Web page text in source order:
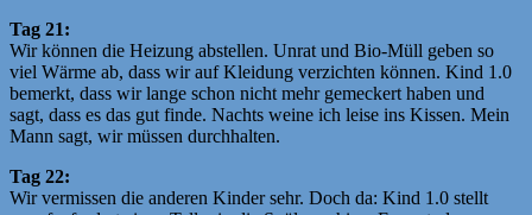
Tag 21:
Wir können die Heizung abstellen. Unrat und Bio-Müll geben so
viel Wärme ab, dass wir auf Kleidung verzichten können. Kind 1.0
bemerkt, dass wir lange schon nicht mehr gemeckert haben und
sagt, dass es das gut finde. Nachts weine ich leise ins Kissen. Mein
Mann sagt, wir müssen durchhalten.
Tag 22:
Wir vermissen die anderen Kinder sehr. Doch da: Kind 1.0 stellt